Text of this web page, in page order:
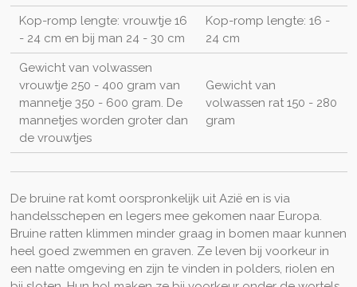
Kop-romp lengte: vrouwtje 16
- 24 cm en bij man 24 - 30 cm
Kop-romp lengte: 16 -
24 cm
Gewicht van volwassen
vrouwtje 250 - 400 gram van
mannetje 350 - 600 gram. De
mannetjes worden groter dan
de vrouwtjes
Gewicht van
volwassen rat 150 - 280
gram
De bruine rat komt oorspronkelijk uit Azië en is via
handelsschepen en legers mee gekomen naar Europa.
Bruine ratten klimmen minder graag in bomen maar kunnen
heel goed zwemmen en graven. Ze leven bij voorkeur in
een natte omgeving en zijn te vinden in polders, riolen en